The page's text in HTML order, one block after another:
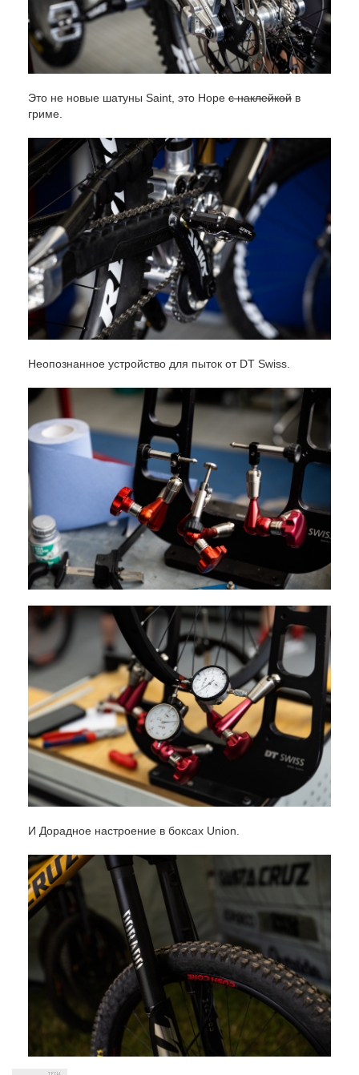
Это не новые шатуны Saint, это Hope с наклейкой в
гриме.
Неопознанное устройство для пыток от DT Swiss.
И Дорадное настроение в боксах Union.